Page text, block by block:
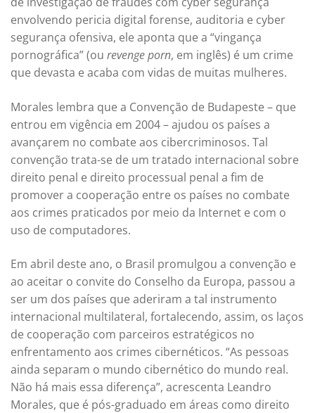
envolvendo pericia digital forense, auditoria e cyber
segurança ofensiva, ele aponta que a “vingança
pornográfica” (ou revenge porn, em inglês) é um crime
que devasta e acaba com vidas de muitas mulheres.
Morales lembra que a Convenção de Budapeste – que
entrou em vigência em 2004 – ajudou os países a
avançarem no combate aos cibercriminosos. Tal
convenção trata-se de um tratado internacional sobre
direito penal e direito processual penal a fim de
promover a cooperação entre os países no combate
aos crimes praticados por meio da Internet e com o
uso de computadores.
Em abril deste ano, o Brasil promulgou a convenção e
ao aceitar o convite do Conselho da Europa, passou a
ser um dos países que aderiram a tal instrumento
internacional multilateral, fortalecendo, assim, os laços
de cooperação com parceiros estratégicos no
enfrentamento aos crimes cibernéticos. “As pessoas
ainda separam o mundo cibernético do mundo real.
Não há mais essa diferença”, acrescenta Leandro
Morales, que é pós-graduado em áreas como direito